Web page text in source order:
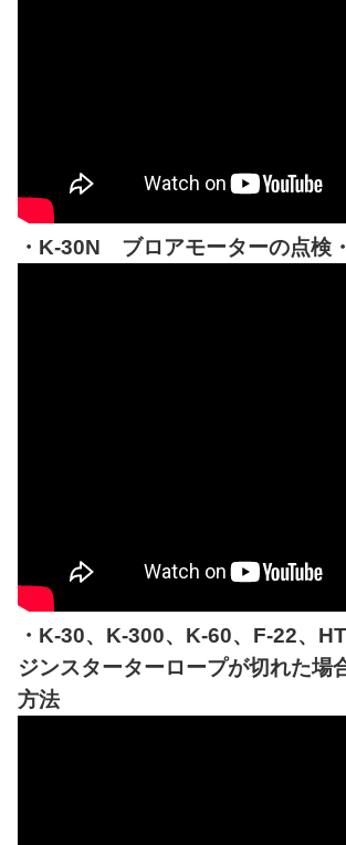
・K-30N ブロアモーターの点検
・K-30、K-300、K-60、F-22、
ジンスターターロープが切れた場
方法